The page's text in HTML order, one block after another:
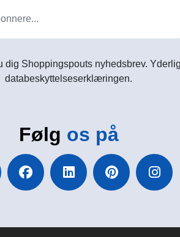
Shoppingspouts nyhedsbrev.
databeskyttelseserklæringen.
Følg os på